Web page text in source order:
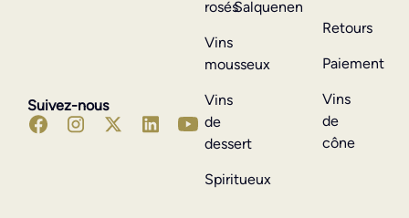
Suivez-nous
rosés
Vins
mousseux
Vins
de
dessert
Spiritueux
Retours
Paiement
Vins
de
cône
Salquenen